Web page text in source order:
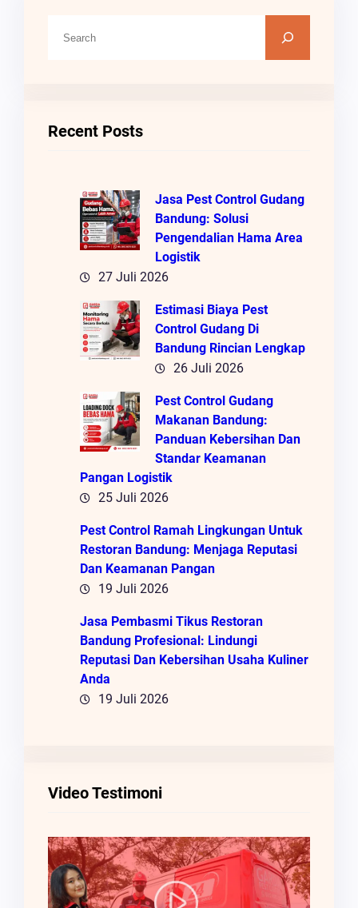
Recent Posts
Jasa Pest Control Gudang
Bandung: Solusi
Pengendalian Hama Area
Logistik
27 Juli 2026
Estimasi Biaya Pest
Control Gudang Di
Bandung Rincian Lengkap
26 Juli 2026
Pest Control Gudang
Makanan Bandung:
Panduan Kebersihan Dan
Standar Keamanan
Pangan Logistik
25 Juli 2026
Pest Control Ramah Lingkungan Untuk
Restoran Bandung: Menjaga Reputasi
Dan Keamanan Pangan
19 Juli 2026
Jasa Pembasmi Tikus Restoran
Bandung Profesional: Lindungi
Reputasi Dan Kebersihan Usaha Kuliner
Anda
19 Juli 2026
Video Testimoni